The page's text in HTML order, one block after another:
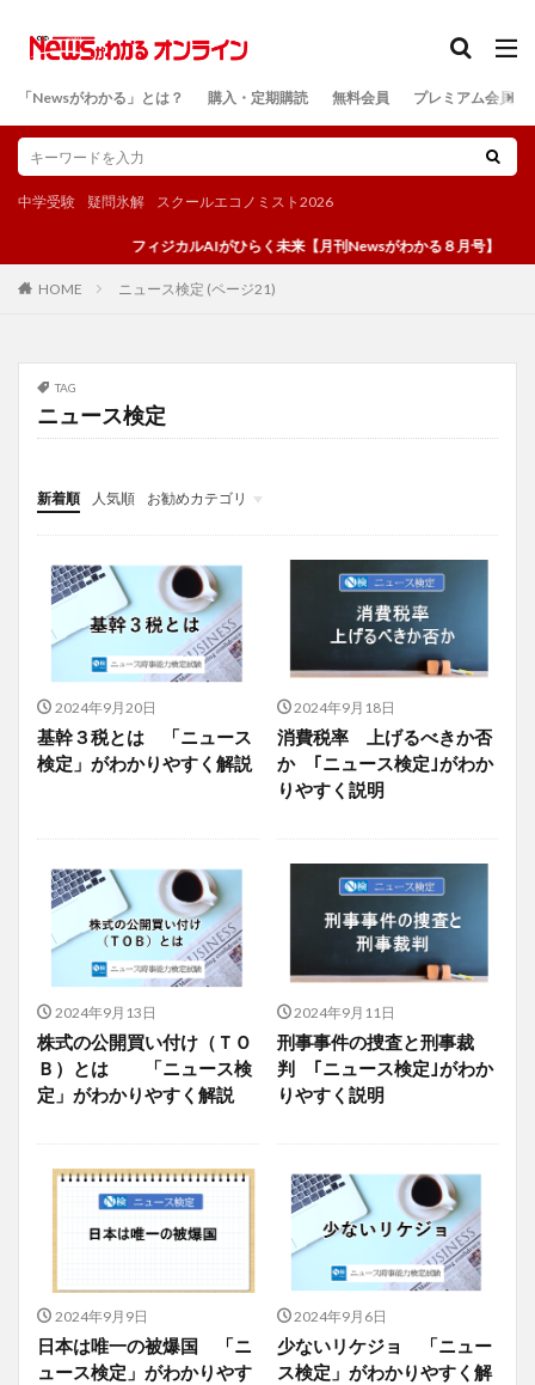
「Newsがわかる」とは？ 購入・定期購読 無料会員 プレミアム会員
中学受験 疑問氷解 スクールエコノミスト2026
フィジカルAIがひらく未来【月刊Newsがわかる８月号】
HOME ニュース検定 (ページ21)
TAG
ニュース検定
新着順 人気順
お勧めカテゴリ
投稿
学び
マンガ
電子書籍
2024年9月20日
基幹３税とは 「ニュース
検定」がわかりやすく解説
2024年9月18日
消費税率 上げるべきか否
か ｢ニュース検定｣がわか
りやすく説明
2024年9月13日
株式の公開買い付け（ＴＯ
Ｂ）とは 「ニュース検
定」がわかりやすく解説
2024年9月11日
刑事事件の捜査と刑事裁
判 ｢ニュース検定｣がわか
りやすく説明
2024年9月9日
日本は唯一の被爆国 「ニ
ュース検定」がわかりやす
2024年9月6日
少ないリケジョ 「ニュー
ス検定」がわかりやすく解
検索